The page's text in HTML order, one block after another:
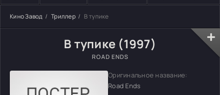
Кино Завод Триллер В тупике
В тупике (1997)
ROAD ENDS
Оригинальное название:
Road Ends